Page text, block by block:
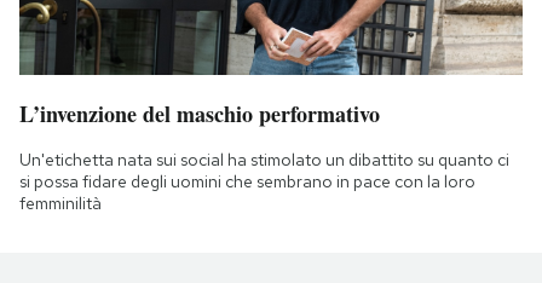
L’invenzione del maschio performativo
Un'etichetta nata sui social ha stimolato un dibattito su quanto ci
si possa fidare degli uomini che sembrano in pace con la loro
femminilità